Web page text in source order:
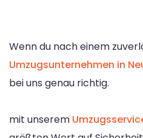
Wenn du nach einem
Umzugsunternehmen in
bei uns genau richtig.
mit unserem